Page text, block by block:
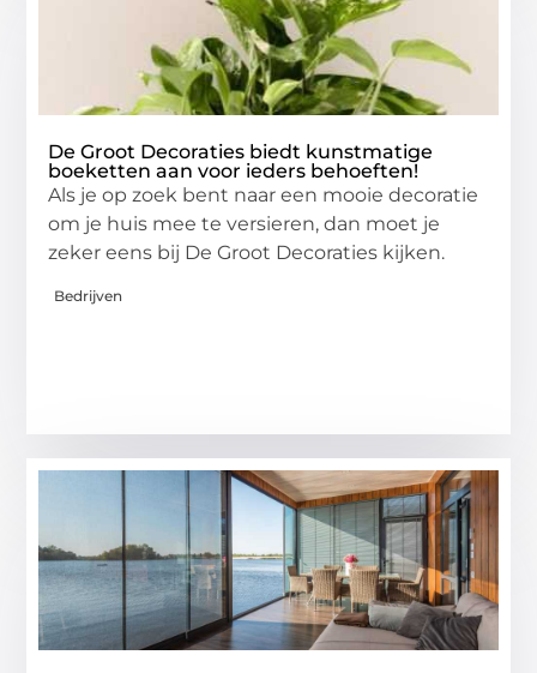
De Groot Decoraties biedt kunstmatige
boeketten aan voor ieders behoeften!
Als je op zoek bent naar een mooie decoratie
om je huis mee te versieren, dan moet je
zeker eens bij De Groot Decoraties kijken.
Bedrijven